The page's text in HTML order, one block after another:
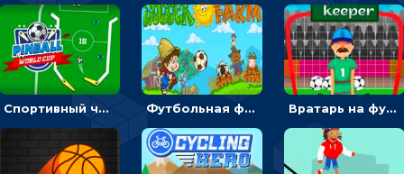
Спортивный чемпионат по пейнтболу: ударять по ракеткам, чтобы забивать футбольный мяч в ворота Футбольная ферма: бей по мячу, чтобы забивать в ворота и ловить звезды Вратарь на футбольном поле: тапай, чтобы отбивать мячи в воротах ногами и руками - спортивные